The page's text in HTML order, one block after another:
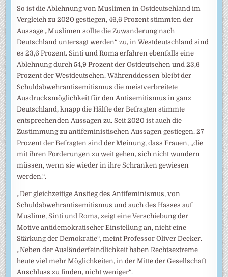
So ist die Ablehnung von Muslimen in Ostdeutschland im
Vergleich zu 2020 gestiegen, 46,6 Prozent stimmten der
Aussage „Muslimen sollte die Zuwanderung nach
Deutschland untersagt werden“ zu, in Westdeutschland sind
es 23,6 Prozent. Sinti und Roma erfahren ebenfalls eine
Ablehnung durch 54,9 Prozent der Ostdeutschen und 23,6
Prozent der Westdeutschen. Währenddessen bleibt der
Schuldabwehrantisemitismus die meistverbreitete
Ausdrucksmöglichkeit für den Antisemitismus in ganz
Deutschland, knapp die Hälfte der Befragten stimmte
entsprechenden Aussagen zu. Seit 2020 ist auch die
Zustimmung zu antifeministischen Aussagen gestiegen. 27
Prozent der Befragten sind der Meinung, dass Frauen, „die
mit ihren Forderungen zu weit gehen, sich nicht wundern
müssen, wenn sie wieder in ihre Schranken gewiesen
werden.“.
„Der gleichzeitige Anstieg des Antifeminismus, von
Schuldabwehrantisemitismus und auch des Hasses auf
Muslime, Sinti und Roma, zeigt eine Verschiebung der
Motive antidemokratischer Einstellung an, nicht eine
Stärkung der Demokratie“, meint Professor Oliver Decker.
„Neben der Ausländerfeindlichkeit haben Rechtsextreme
heute viel mehr Möglichkeiten, in der Mitte der Gesellschaft
Anschluss zu finden, nicht weniger“.